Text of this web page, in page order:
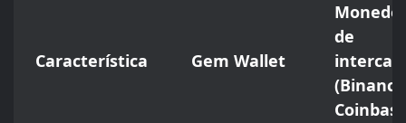
Característica Gem Wallet
de